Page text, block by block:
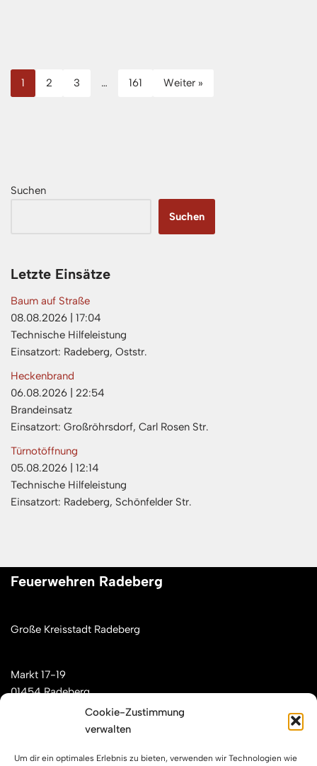
Cookie-Zustimmung
verwalten
Um dir ein optimales Erlebnis zu bieten, verwenden wir Technologien wie
1 2 3 … 161 Weiter »
Suchen
Suchen
Letzte Einsätze
Baum auf Straße
08.08.2026
17:04
Technische Hilfeleistung
Einsatzort: Radeberg, Oststr.
Heckenbrand
06.08.2026
22:54
Brandeinsatz
Einsatzort: Großröhrsdorf, Carl Rosen Str.
Türnotöffnung
05.08.2026
12:14
Technische Hilfeleistung
Einsatzort: Radeberg, Schönfelder Str.
Feuerwehren Radeberg
Große Kreisstadt Radeberg
Markt 17-19
01454 Radeberg
Mail: kontakt[at]feuerwehren-radeberg.de
Feuerwehren Radeberg im Internet